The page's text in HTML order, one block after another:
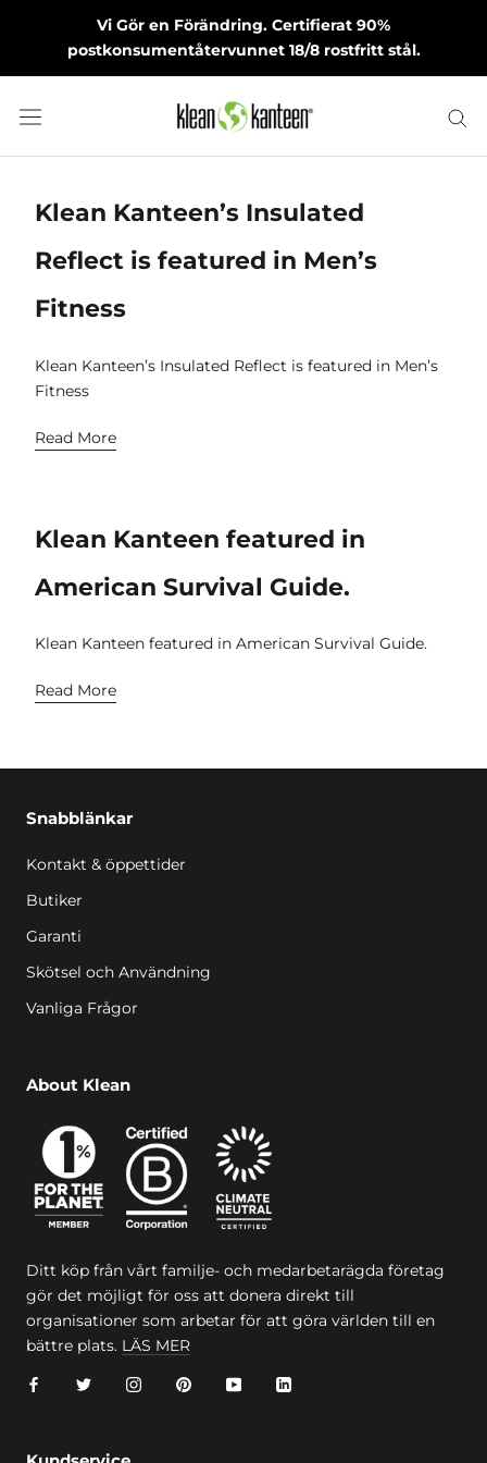
Vi Gör en Förändring. Certifierat 90%
postkonsumentåtervunnet 18/8 rostfritt stål.
Klean Kanteen’s Insulated
Reflect is featured in Men’s
Fitness
Klean Kanteen’s Insulated Reflect is featured in Men’s
Fitness
Read More
Klean Kanteen featured in
American Survival Guide.
Klean Kanteen featured in American Survival Guide.
Read More
Snabblänkar
Kontakt & öppettider
Butiker
Garanti
Skötsel och Användning
Vanliga Frågor
About Klean
Ditt köp från vårt familje- och medarbetarägda företag
gör det möjligt för oss att donera direkt till
organisationer som arbetar för att göra världen till en
bättre plats. LÄS MER